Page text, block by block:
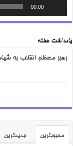
00:00
یادداشت هفته
رهبر معظم انقلاب به
محبوبترین جدیدترین